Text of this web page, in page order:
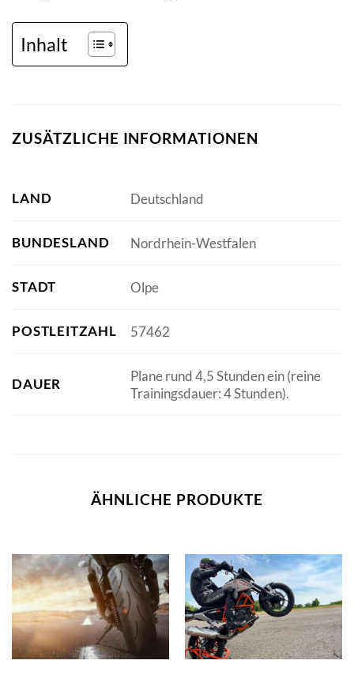
Inhalt
ZUSÄTZLICHE INFORMATIONEN
LAND Deutschland
BUNDESLAND Nordrhein-Westfalen
STADT Olpe
POSTLEITZAHL 57462
DAUER
Plane rund 4,5 Stunden ein (reine
Trainingsdauer: 4 Stunden).
ÄHNLICHE PRODUKTE